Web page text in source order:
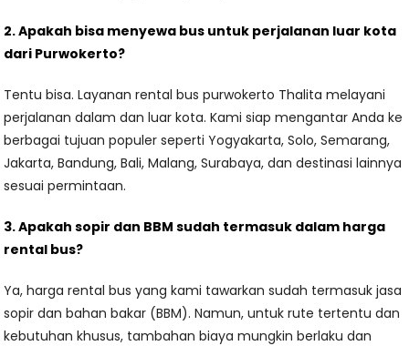
2. Apakah bisa menyewa bus untuk perjalanan luar kota
dari Purwokerto?
Tentu bisa. Layanan rental bus purwokerto Thalita melayani
perjalanan dalam dan luar kota. Kami siap mengantar Anda ke
berbagai tujuan populer seperti Yogyakarta, Solo, Semarang,
Jakarta, Bandung, Bali, Malang, Surabaya, dan destinasi lainnya
sesuai permintaan.
3. Apakah sopir dan BBM sudah termasuk dalam harga
rental bus?
Ya, harga rental bus yang kami tawarkan sudah termasuk jasa
sopir dan bahan bakar (BBM). Namun, untuk rute tertentu dan
kebutuhan khusus, tambahan biaya mungkin berlaku dan